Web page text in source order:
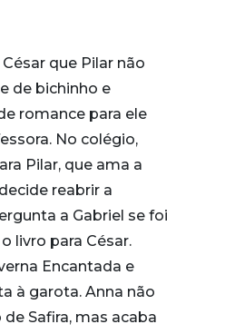
que Pilar não
de bichinho e
romance para ele
No colégio,
Pilar, que ama a
reabrir a
a Gabriel se foi
livro para César.
Encantada e
à garota. Anna não
Safira, mas acaba